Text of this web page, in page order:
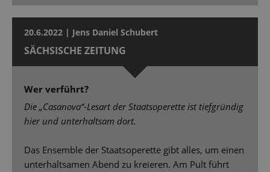
20.6.2022 | Jens Daniel Schubert
SÄCHSISCHE ZEITUNG
Wer verführt?
Die „Casanova“-Lesart der Staatsoperette ist tiefgründig
hier und unterhaltsam dort.
Das Ensemble der Staatsoperette gibt alles, um einen
unterhaltsamen Abend zu kreieren. Am Pult führt